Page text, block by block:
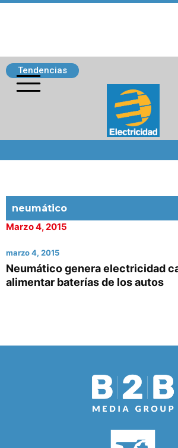
Tendencias
neumático
Marzo 4, 2015
marzo 4, 2015
Neumático genera electricidad
alimentar baterías de los autos